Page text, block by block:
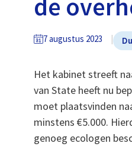
de
7 augustus 2023
Het kabinet streeft
van State heeft nu
moet plaatsvinden
minstens €5.000.
genoeg ecologen